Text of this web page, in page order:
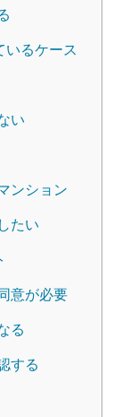
るケース
い
ンション
たい
意が必要
る
する